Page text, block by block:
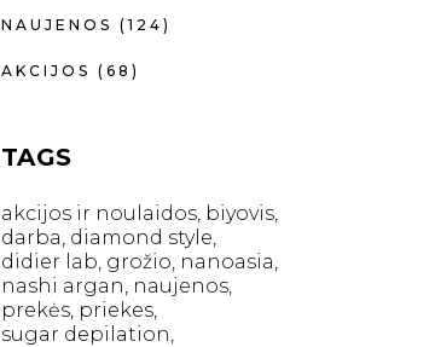
NAUJENOS (124)
AKCIJOS (68)
TAGS
akcijos ir noulaidos biyovis
darba diamond style
didier lab grožio nanoasia
nashi argan naujenos
prekės priekes
sugar depilation